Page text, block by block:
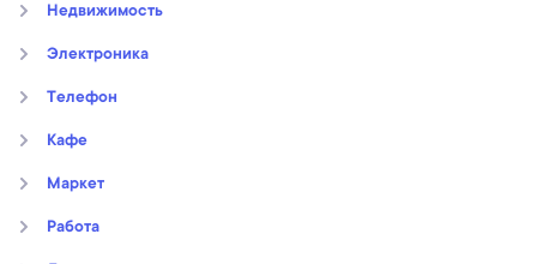
Недвижимость
Электроника
Телефон
Кафе
Маркет
Работа